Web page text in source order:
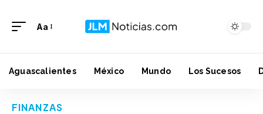
Aa
Aguascalientes México Mundo Los Sucesos
FINANZAS